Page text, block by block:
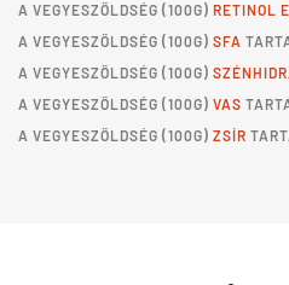
A VEGYESZÖLDSÉG (100G) RETINOL
A VEGYESZÖLDSÉG (100G) SFA
A VEGYESZÖLDSÉG (100G)
A VEGYESZÖLDSÉG (100G) VAS
A VEGYESZÖLDSÉG (100G) ZSÍR